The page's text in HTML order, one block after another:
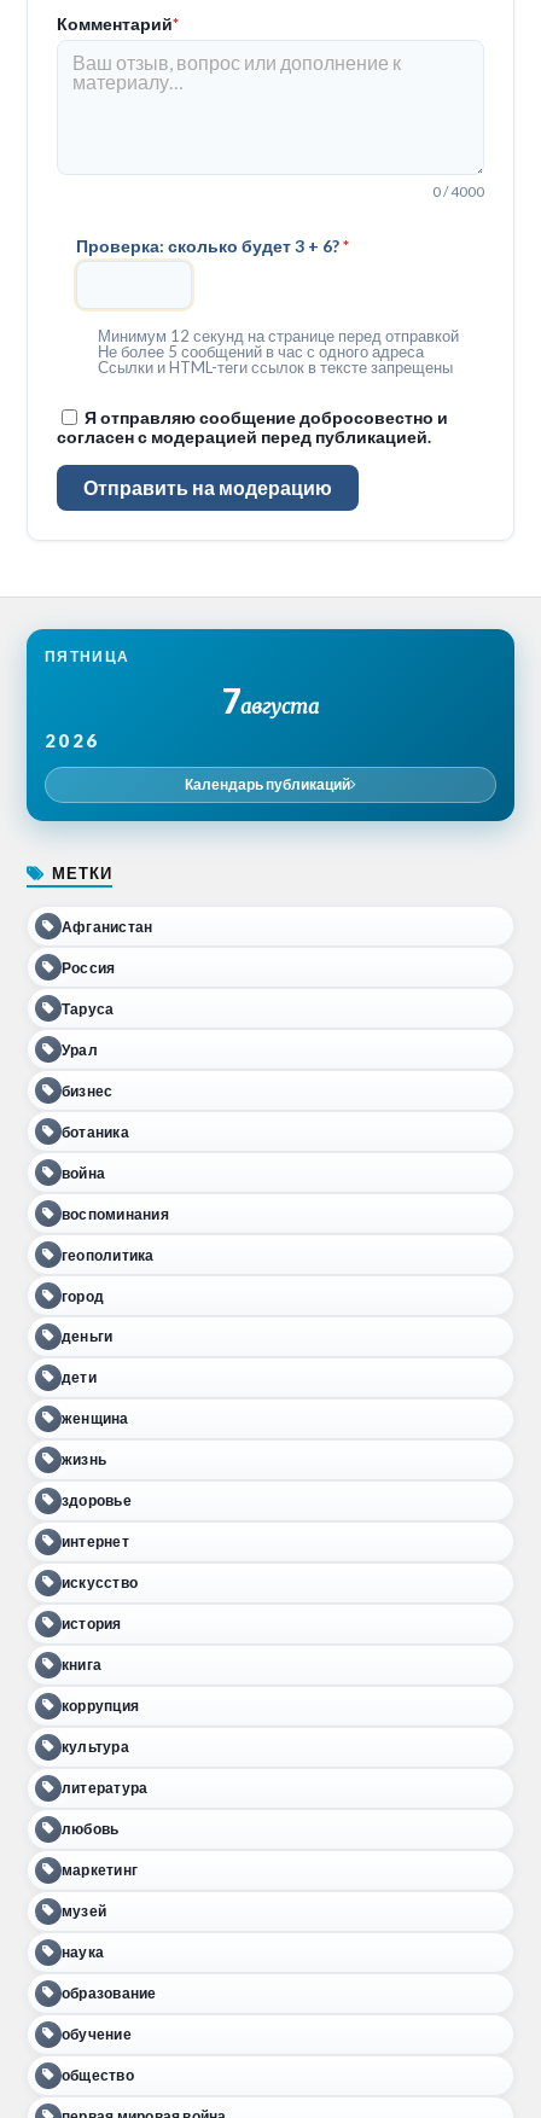
Комментарий*
0 / 4000
Проверка: сколько будет 3 + 6?*
Минимум 12 секунд на странице перед отправкой
Не более 5 сообщений в час с одного адреса
Ссылки и HTML-теги ссылок в тексте запрещены
Я отправляю сообщение добросовестно и
согласен с модерацией перед публикацией.
Отправить на модерацию
ПЯТНИЦА
7августа
2026
Календарь публикаций
МЕТКИ
Афганистан
Россия
Таруса
Урал
бизнес
ботаника
война
воспоминания
геополитика
город
деньги
дети
женщина
жизнь
здоровье
интернет
искусство
история
книга
коррупция
культура
литература
любовь
маркетинг
музей
наука
образование
обучение
общество